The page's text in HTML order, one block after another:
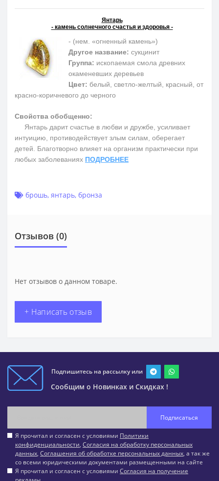
Янтарь
- камень солнечного счастья и здоровья -
- (нем. «огненный камень»)
Другое название: сукцинит
Группа: ископаемая смола древних
окаменевших деревьев
Цвет: белый, светло-желтый, красный, от
красно-коричневого до черного
Свойства обобщенно:
Янтарь дарит счастье в любви и дружбе, усиливает
интуицию, противодействует злым силам, оберегает
детей. Благотворно влияет на организм практически при
любых заболеваниях ПОДРОБНЕЕ
брошь, янтарь, бронза
Отзывов (0)
Нет отзывов о данном товаре.
+ Написать отзыв
Подпишитесь на рассылку или
Сообщим о Новинках и Скидках !
Подписаться
Я прочитал и согласен с условиями Политики
конфиденциальности, Согласия на обработку персональных
данных, Соглашения об обработке персональных данных, а так же
со всеми юридическими документами размещенными на сайте
Я прочитал и согласен с условиями Согласия на получение